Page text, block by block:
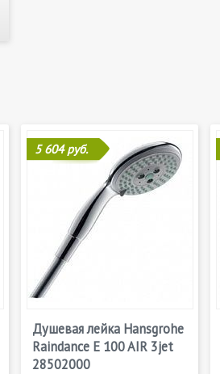
5 604 руб.
Душевая лейка Hansgrohe
Raindance E 100 AIR 3jet
28502000